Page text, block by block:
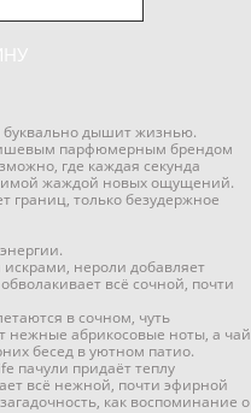
дышит жизнью.
парфюмерным брендом
где каждая секунда
жаждой новых ощущений.
границ, только безудержное
нероли добавляет
всё сочной, почти
в сочном, чуть
нежные абрикосовые ноты, а чай
бесед в уютном патио.
пачули придаёт теплу
всё нежной, почти эфирной
как воспоминание о